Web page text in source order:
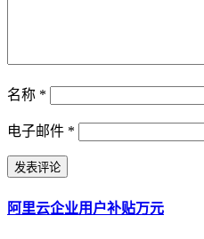
名称 *
电子邮件 *
阿里云企业用户补贴万元